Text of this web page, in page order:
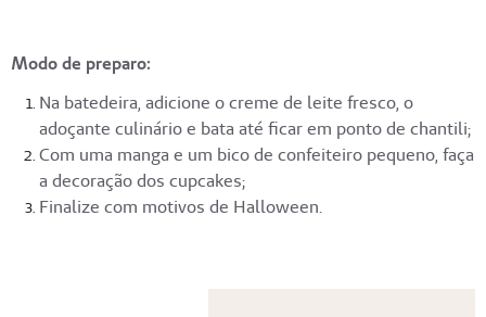
Modo de preparo:
Na batedeira, adicione o creme de leite fresco, o
adoçante culinário e bata até ficar em ponto de chantili;
Com uma manga e um bico de confeiteiro pequeno, faça
a decoração dos cupcakes;
Finalize com motivos de Halloween.